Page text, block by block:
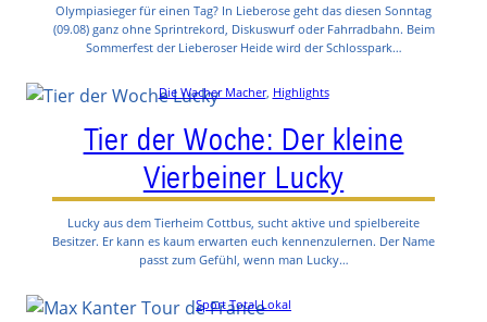
Olympiasieger für einen Tag? In Lieberose geht das diesen Sonntag
(09.08) ganz ohne Sprintrekord, Diskuswurf oder Fahrradbahn. Beim
Sommerfest der Lieberoser Heide wird der Schlosspark…
Die Wacher Macher, Highlights
Tier der Woche: Der kleine
Vierbeiner Lucky
Lucky aus dem Tierheim Cottbus, sucht aktive und spielbereite
Besitzer. Er kann es kaum erwarten euch kennenzulernen. Der Name
passt zum Gefühl, wenn man Lucky…
Sport Total Lokal